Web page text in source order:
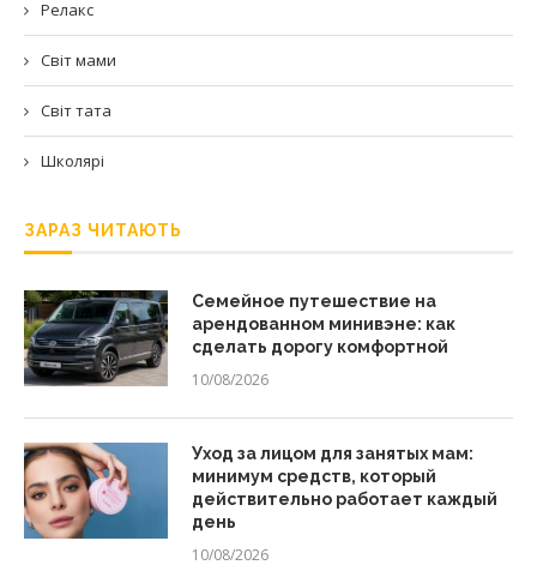
Релакс
Світ мами
Світ тата
Школярі
ЗАРАЗ ЧИТАЮТЬ
Семейное путешествие на
арендованном минивэне: как
сделать дорогу комфортной
10/08/2026
Уход за лицом для занятых мам:
минимум средств, который
действительно работает каждый
день
10/08/2026